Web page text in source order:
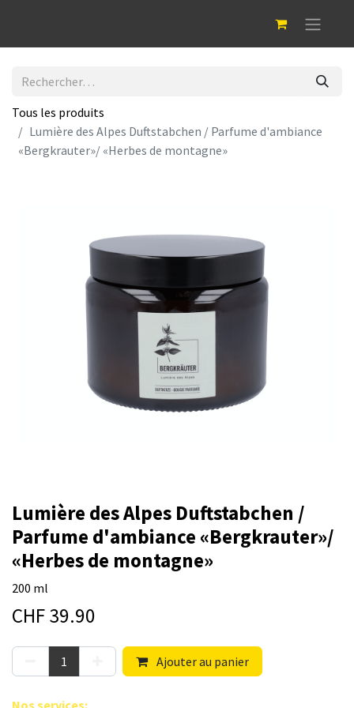
Tous les produits
Lumière des Alpes Duftstabchen / Parfume d'ambiance
«Bergkrauter»/ «Herbes de montagne»
Lumière des Alpes Duftstabchen /
Parfume d'ambiance «Bergkrauter»/
«Herbes de montagne»
200 ml
CHF39.90
Ajouter au panier